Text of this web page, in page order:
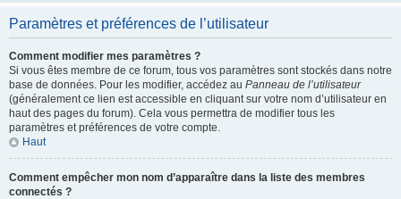
Paramètres et préférences de l’utilisateur
Comment modifier mes paramètres ?
Si vous êtes membre de ce forum, tous vos paramètres sont stockés dans notre
base de données. Pour les modifier, accédez au Panneau de l’utilisateur
(généralement ce lien est accessible en cliquant sur votre nom d’utilisateur en
haut des pages du forum). Cela vous permettra de modifier tous les
paramètres et préférences de votre compte.
Haut
Comment empêcher mon nom d’apparaître dans la liste des membres
connectés ?